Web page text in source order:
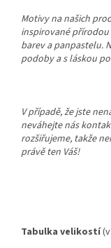
Motivy na našich
inspirované
barev a panpastelu.
podoby a s láskou
V případě, že jste
neváhejte nás
rozšiřujeme, takže
právě ten Váš!
Tabulka velikostí(v